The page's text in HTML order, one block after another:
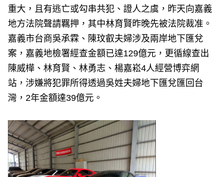
重大，且有逃亡或勾串共犯、證人之虞，昨天向嘉義
地方法院聲請羈押，其中林育賢昨晚先被法院裁准。
嘉義市台商吳承霖、陳玟叡夫婦涉及兩岸地下匯兌
案，嘉義地檢署經查金額已達129億元，更循線查出
陳威樺、林育賢、林勇志、楊嘉崧4人經營博弈網
站，涉嫌將犯罪所得透過吳姓夫婦地下匯兌匯回台
灣，2年金額達39億元。